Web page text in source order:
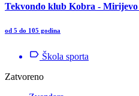
Tekvondo klub Kobra - Mirijevo
od 5 do 105 godina
Škola sporta
Zatvoreno